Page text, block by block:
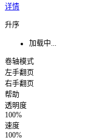
详情
升序
加载中...
卷轴模式
左手翻页
右手翻页
帮助
透明度
100%
速度
100%